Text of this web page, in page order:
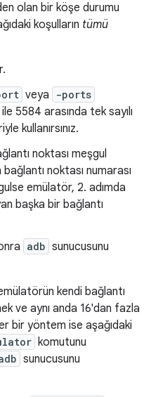
olan bir köşe durumu
koşulların tümü
veya -ports
5584 arasında tek sayılı
kullanırsınız.
noktası meşgul
noktası numarası
emülatör, 2. adımda
başka bir bağlantı
adb sunucusunu
kendi bağlantı
ve aynı anda 16'dan fazla
bir yöntem ise aşağıdaki
komutunu
sunucusunu